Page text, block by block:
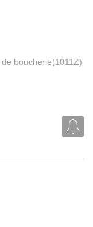
boucherie(1011Z)